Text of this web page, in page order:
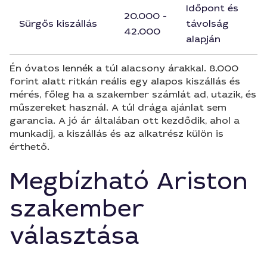
Sürgős kiszállás
20.000 -
42.000
Időpont és
távolság
alapján
Én óvatos lennék a túl alacsony árakkal. 8.000
forint alatt ritkán reális egy alapos kiszállás és
mérés, főleg ha a szakember számlát ad, utazik, és
műszereket használ. A túl drága ajánlat sem
garancia. A jó ár általában ott kezdődik, ahol a
munkadíj, a kiszállás és az alkatrész külön is
érthető.
Megbízható Ariston
szakember
választása